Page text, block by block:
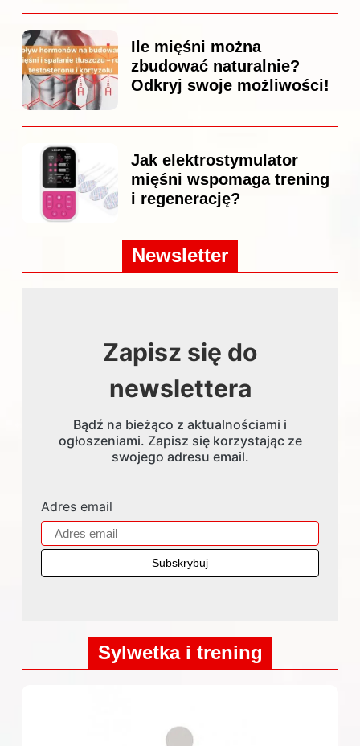
Ile mięśni można
zbudować naturalnie?
Odkryj swoje możliwości!
Jak elektrostymulator
mięśni wspomaga trening
i regenerację?
Newsletter
Zapisz się do
newslettera
Bądź na bieżąco z aktualnościami i
ogłoszeniami. Zapisz się korzystając ze
swojego adresu email.
Adres email
Sylwetka i trening